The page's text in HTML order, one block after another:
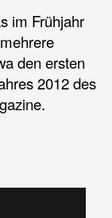
im Frühjahr
den ersten
2012 des